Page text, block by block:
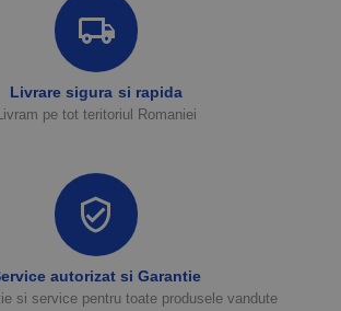
Livrare sigura si rapida
pe tot teritoriul Romaniei
autorizat si Garantie
si service pentru toate produsele vandute